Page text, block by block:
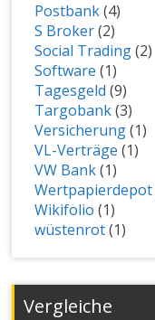
Postbank(4)
S Broker(2)
Social Trading(2)
Software (1)
Tagesgeld (9)
Targobank(3)
Versicherung(1)
VL-Verträge (1)
VW Bank(1)
Wertpapierdepot
Wikifolio (1)
wüstenrot(1)
Vergleiche